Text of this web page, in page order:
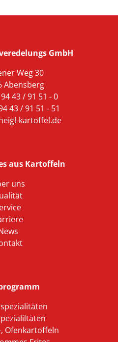
GmbH
Weg 30
Abensberg
43 / 91 51 - 0
43 / 91 51 - 51
kartoffel.de
aus Kartoffeln
uns
Ofenkartoffeln